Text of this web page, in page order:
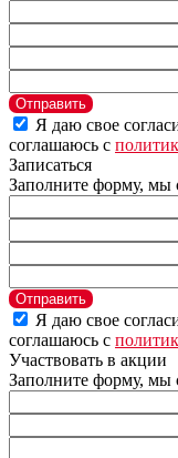
Отправить
Я даю свое
соглашаюсь с
Записаться
Заполните форму, мы
Отправить
Я даю свое
соглашаюсь с
Участвовать в акции
Заполните форму, мы